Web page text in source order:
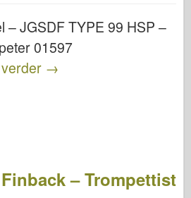
– JGSDF TYPE 99 HSP –
01597
→
– Trompettist